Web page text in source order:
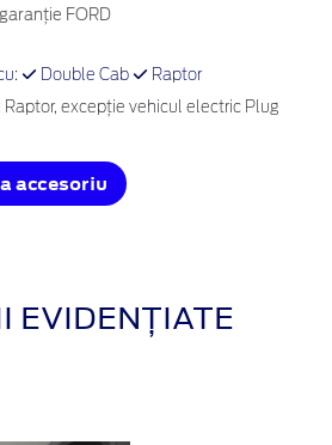
FORD
Double Cab Raptor
excepție vehicul electric Plug
accesoriu
EVIDENȚIATE